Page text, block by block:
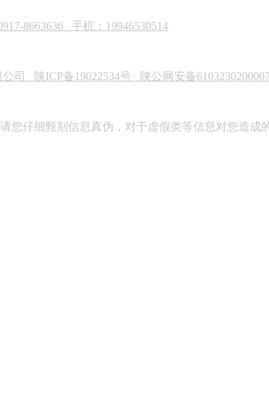
8663636 手机：19946530514
公司 陕ICP备19022534号 陕公网安备
您仔细甄别信息真伪，对于虚假类等信息对您造成